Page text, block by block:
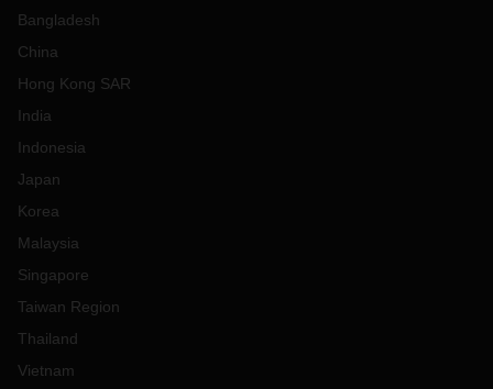
Bangladesh
China
Hong Kong SAR
India
Indonesia
Japan
Korea
Malaysia
Singapore
Taiwan Region
Thailand
Vietnam